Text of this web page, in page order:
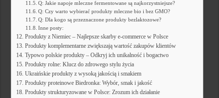
Q: Jakie napoje mleczne fermentowane są najkorzystniejsze?
Q: Czy warto wybierać produkty mleczne bio i bez GMO?
Q: Dla kogo są przeznaczone produkty bezlaktozowe?
Inne posty:
Produkty z Niemiec – Najlepsze skarby e-commerce w Polsce
Produkty komplementarne zwiększają wartość zakupów klientów
Typowo polskie produkty – Odkryj ich unikalność i bogactwo
Produkty rolne: Klucz do zdrowego stylu życia
Ukraińskie produkty z wysoką jakością i smakiem
Produkty proteinowe Biedronka: Wybór, smak i jakość
Produkty strukturyzowane w Polsce: Zrozum ich działanie